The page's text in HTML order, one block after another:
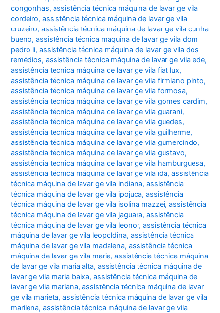
congonhas,assistência técnica máquina de lavar ge vila
cordeiro,assistência técnica máquina de lavar ge vila
cruzeiro,assistência técnica máquina de lavar ge vila cunha
bueno,assistência técnica máquina de lavar ge vila dom
pedro ii,assistência técnica máquina de lavar ge vila dos
remédios,assistência técnica máquina de lavar ge vila ede,
assistência técnica máquina de lavar ge vila fiat lux,
assistência técnica máquina de lavar ge vila firmiano pinto,
assistência técnica máquina de lavar ge vila formosa,
assistência técnica máquina de lavar ge vila gomes cardim,
assistência técnica máquina de lavar ge vila guarani,
assistência técnica máquina de lavar ge vila guedes,
assistência técnica máquina de lavar ge vila guilherme,
assistência técnica máquina de lavar ge vila gumercindo,
assistência técnica máquina de lavar ge vila gustavo,
assistência técnica máquina de lavar ge vila hamburguesa,
assistência técnica máquina de lavar ge vila ida,assistência
técnica máquina de lavar ge vila indiana,assistência
técnica máquina de lavar ge vila ipojuca,assistência
técnica máquina de lavar ge vila isolina mazzei,assistência
técnica máquina de lavar ge vila jaguara,assistência
técnica máquina de lavar ge vila leonor,assistência técnica
máquina de lavar ge vila leopoldina,assistência técnica
máquina de lavar ge vila madalena,assistência técnica
máquina de lavar ge vila maria,assistência técnica máquina
de lavar ge vila maria alta,assistência técnica máquina de
lavar ge vila maria baixa,assistência técnica máquina de
lavar ge vila mariana,assistência técnica máquina de lavar
ge vila marieta,assistência técnica máquina de lavar ge vila
marilena,assistência técnica máquina de lavar ge vila